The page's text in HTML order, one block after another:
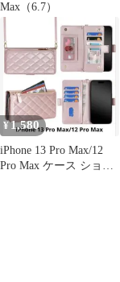
Max（6.7）
¥1,580
iPhone 13 Pro Max/12
Pro Max ケース ショル